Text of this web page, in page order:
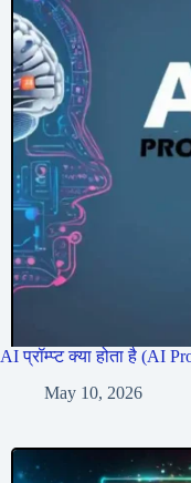
AI प्रॉम्प्ट क्या होता है (AI
May 10, 2026